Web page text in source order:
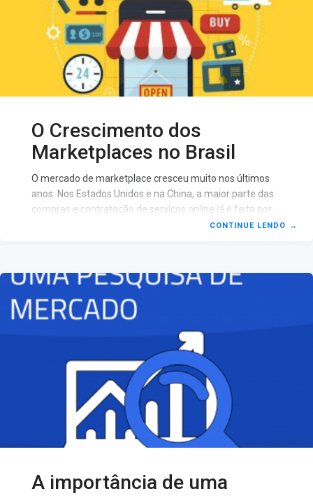
O Crescimento dos
Marketplaces no Brasil
O mercado de marketplace cresceu muito nos últimos
anos. Nos Estados Unidos e na China, a maior parte das
compras e contratação de serviços online já é feita por
meio de marketplaces. A 42ª edição do Webshoppers, o
parceria com a Elo, mostra que o e-commerce brasileiro
ainda é bastante dependente dos marketplaces. De
acordo com a pesquisa, os varejistas destas
plataformas têm participação de 78% no faturamento
CONTINUE LENDO →
A importância de uma